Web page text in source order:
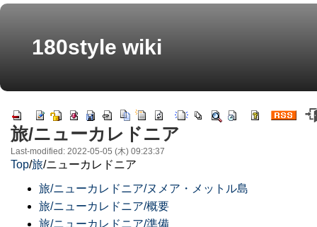
180style wiki
旅/ニューカレドニア
Last-modified: 2022-05-05 (木) 09:23:37
Top/旅/ニューカレドニア
旅/ニューカレドニア/ヌメア・メットル島
旅/ニューカレドニア/概要
旅/ニューカレドニア/準備